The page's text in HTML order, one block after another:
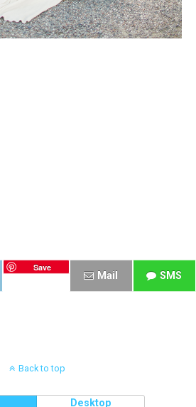
Save
Mail SMS
Back to top
Desktop